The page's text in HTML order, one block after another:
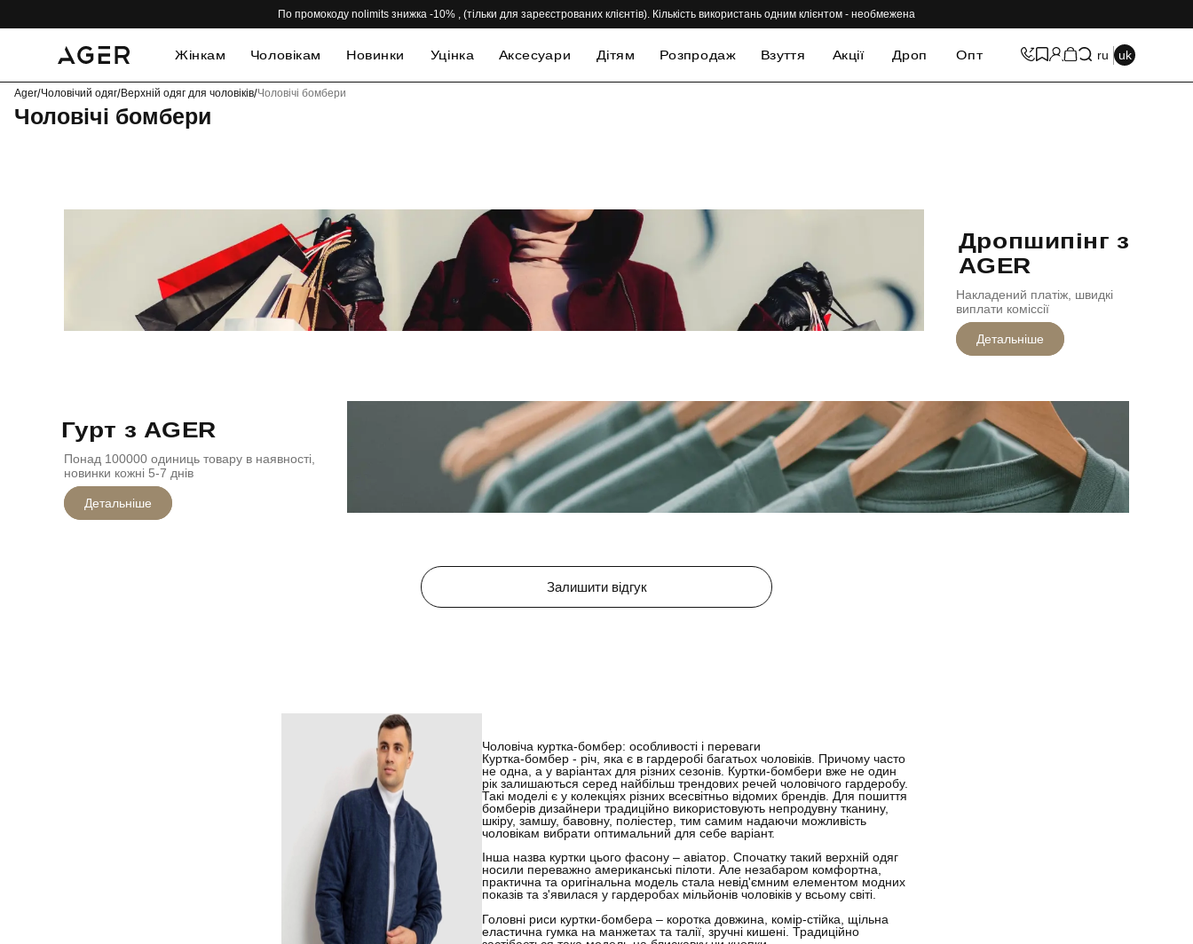
По промокоду nolimits знижка -10% , (тільки для зареєстрованих клієнтів). Кількість використань одним клієнтом - необмежена
Жінкам Чоловікам Новинки Уцінка Аксесуари Дітям Розпродаж Взуття Акції Дроп Опт ru uk
Ager/Чоловічий одяг/Верхній одяг для чоловіків/Чоловічі бомбери
Чоловічі бомбери
Дропшипінг з
AGER
Накладений платіж, швидкі
виплати коміссії
Детальніше
Гурт з AGER
Понад 100000 одиниць товару в наявності,
новинки кожні 5-7 днів
Детальніше
Залишити відгук
Чоловіча куртка-бомбер: особливості і переваги
Куртка-бомбер - річ, яка є в гардеробі багатьох чоловіків. Причому часто
не одна, а у варіантах для різних сезонів. Куртки-бомбери вже не один
рік залишаються серед найбільш трендових речей чоловічого гардеробу.
Такі моделі є у колекціях різних всесвітньо відомих брендів. Для пошиття
бомберів дизайнери традиційно використовують непродувну тканину,
шкіру, замшу, бавовну, поліестер, тим самим надаючи можливість
чоловікам вибрати оптимальний для себе варіант.
Інша назва куртки цього фасону – авіатор. Спочатку такий верхній одяг
носили переважно американські пілоти. Але незабаром комфортна,
практична та оригінальна модель стала невід'ємним елементом модних
показів та з'явилася у гардеробах мільйонів чоловіків у всьому світі.
Головні риси куртки-бомбера – коротка довжина, комір-стійка, щільна
еластична гумка на манжетах та талії, зручні кишені. Традиційно